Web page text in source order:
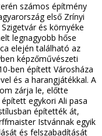
számos építmény
első Zrínyi
és környéke
legnagyobb hőse
elején található az
képzőművészeti
ben épített Városháza
és a harangjátékkal. A
zárja le, előtte
egykori Ali pasa
építették át,
Istvánnak egyik
és felszabadítását